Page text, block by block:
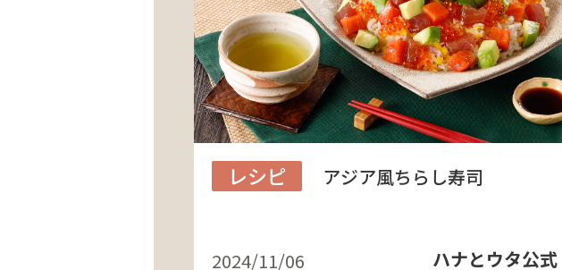
レシピ アジア風ちらし寿司
2024/11/06 ハナとウタ公式